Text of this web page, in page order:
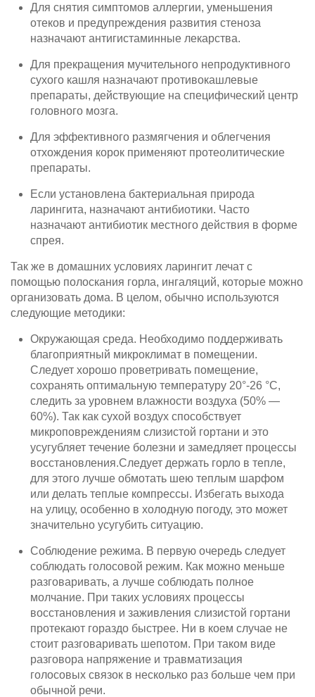
Для снятия симптомов аллергии, уменьшения
отеков и предупреждения развития стеноза
назначают антигистаминные лекарства.
Для прекращения мучительного непродуктивного
сухого кашля назначают противокашлевые
препараты, действующие на специфический центр
головного мозга.
Для эффективного размягчения и облегчения
отхождения корок применяют протеолитические
препараты.
Если установлена бактериальная природа
ларингита, назначают антибиотики. Часто
назначают антибиотик местного действия в форме
спрея.
Так же в домашних условиях ларингит лечат с
помощью полоскания горла, ингаляций, которые можно
организовать дома. В целом, обычно используются
следующие методики:
Окружающая среда. Необходимо поддерживать
благоприятный микроклимат в помещении.
Следует хорошо проветривать помещение,
сохранять оптимальную температуру 20°-26 °C,
следить за уровнем влажности воздуха (50% —
60%). Так как сухой воздух способствует
микроповреждениям слизистой гортани и это
усугубляет течение болезни и замедляет процессы
восстановления.Следует держать горло в тепле,
для этого лучше обмотать шею теплым шарфом
или делать теплые компрессы. Избегать выхода
на улицу, особенно в холодную погоду, это может
значительно усугубить ситуацию.
Соблюдение режима. В первую очередь следует
соблюдать голосовой режим. Как можно меньше
разговаривать, а лучше соблюдать полное
молчание. При таких условиях процессы
восстановления и заживления слизистой гортани
протекают гораздо быстрее. Ни в коем случае не
стоит разговаривать шепотом. При таком виде
разговора напряжение и травматизация
голосовых связок в несколько раз больше чем при
обычной речи.